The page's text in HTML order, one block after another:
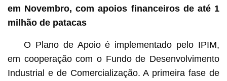
em Novembro, com apoios financeiros de até 1
milhão de patacas
O Plano de Apoio é implementado pelo IPIM,
em cooperação com o Fundo de Desenvolvimento
Industrial e de Comercialização. A primeira fase de